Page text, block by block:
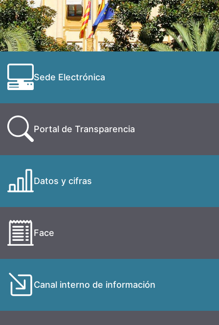
Sede Electrónica
Portal de Transparencia
Datos y cifras
Face
Canal interno de información